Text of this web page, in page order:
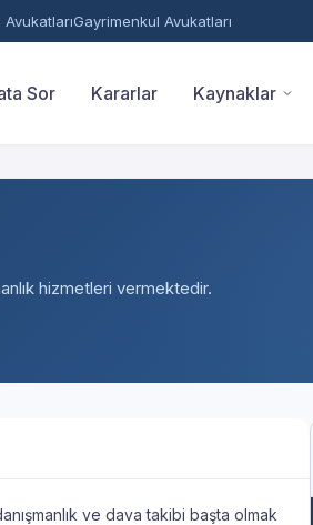
Gayrimenkul Avukatları
Sor Kararlar Kaynaklar
hizmetleri vermektedir.
ve dava takibi başta olmak